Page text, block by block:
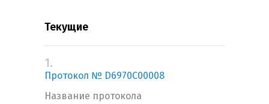
Текущие
1.
Протокол № D6970C00008
Название протокола